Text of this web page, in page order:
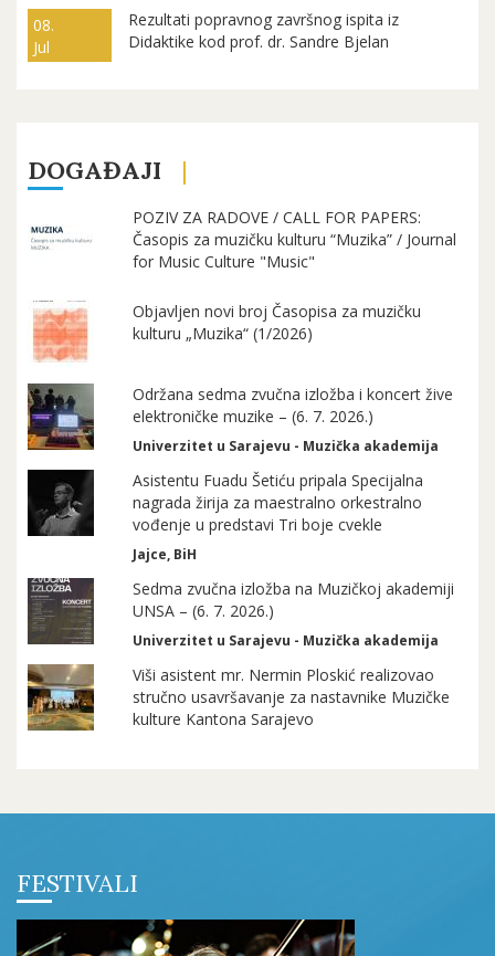
08.
Jul
Rezultati popravnog završnog ispita iz
Didaktike kod prof. dr. Sandre Bjelan
DOGAĐAJI
POZIV ZA RADOVE / CALL FOR PAPERS:
Časopis za muzičku kulturu “Muzika” / Journal
for Music Culture "Music"
Objavljen novi broj Časopisa za muzičku
kulturu „Muzika“ (1/2026)
Održana sedma zvučna izložba i koncert žive
elektroničke muzike – (6. 7. 2026.)
Univerzitet u Sarajevu - Muzička akademija
Asistentu Fuadu Šetiću pripala Specijalna
nagrada žirija za maestralno orkestralno
vođenje u predstavi Tri boje cvekle
Jajce, BiH
Sedma zvučna izložba na Muzičkoj akademiji
UNSA – (6. 7. 2026.)
Univerzitet u Sarajevu - Muzička akademija
Viši asistent mr. Nermin Ploskić realizovao
stručno usavršavanje za nastavnike Muzičke
kulture Kantona Sarajevo
FESTIVALI